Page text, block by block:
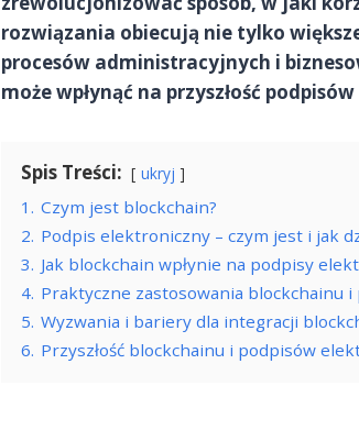
rozwiązania obiecują nie tylko
procesów administracyjnych i
może wpłynąć na przyszłość
Spis Treści: ukryj
1. Czym jest blockchain?
2. Podpis elektroniczny – czym jest i jak
3. Jak blockchain wpłynie na podpisy
4. Praktyczne zastosowania blockchainu
5. Wyzwania i bariery dla integracji
6. Przyszłość blockchainu i podpisów